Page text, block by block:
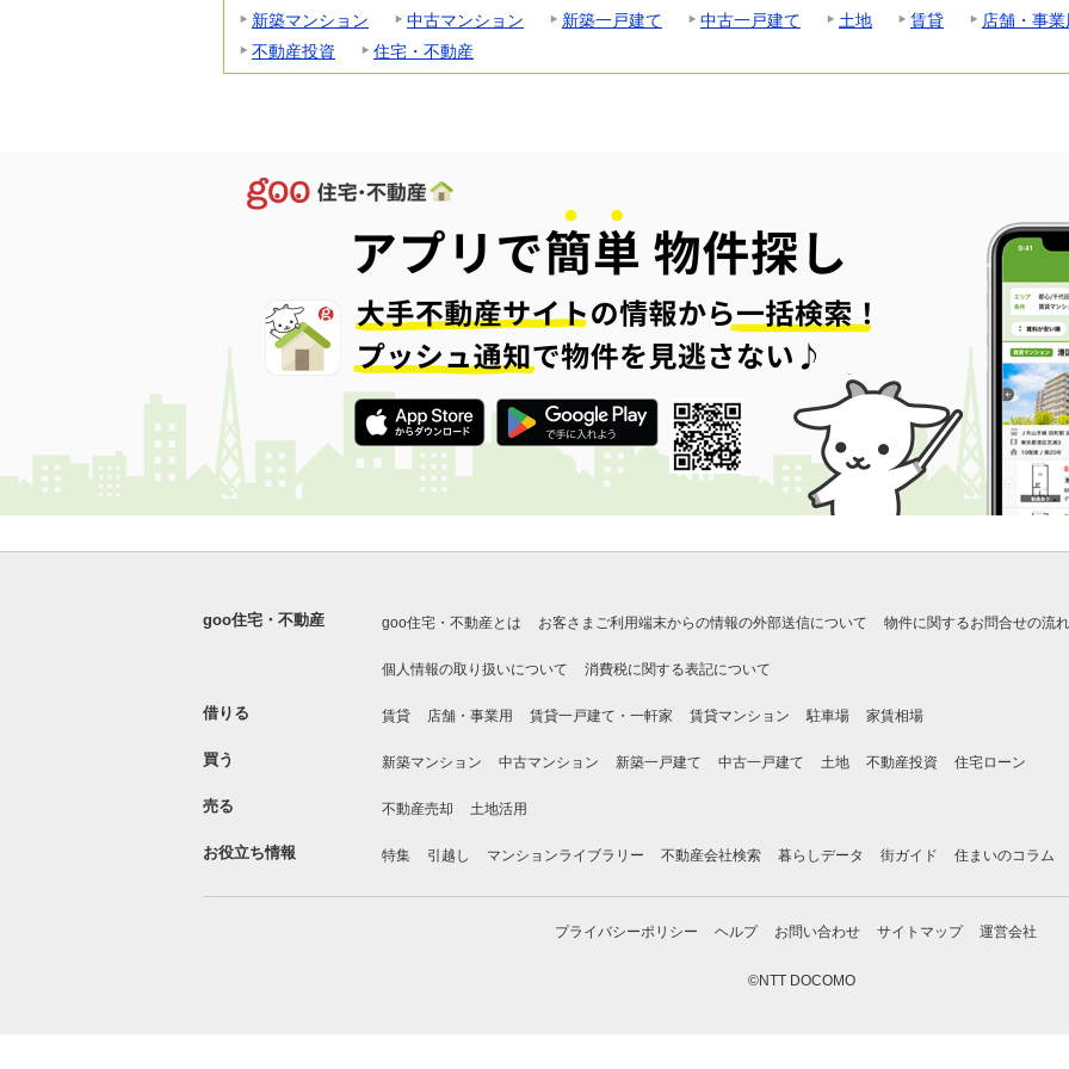
新築マンション 中古マンション 新築一戸建て 中古一戸建て 土地 賃貸
店舗・事業
不動産投資
住宅・不動産
goo住宅・不動産 goo住宅・不動産とは お客さまご利用端末からの情報の外部送信について 物件に関するお問合せの流れ
個人情報の取り扱いについて 消費税に関する表記について
借りる 賃貸 店舗・事業用 賃貸一戸建て・一軒家 賃貸マンション 駐車場 家賃相場
買う 新築マンション 中古マンション 新築一戸建て 中古一戸建て 土地 不動産投資 住宅ローン
売る 不動産売却 土地活用
お役立ち情報 特集 引越し マンションライブラリー 不動産会社検索 暮らしデータ 街ガイド 住まいのコラム
プライバシーポリシー ヘルプ お問い合わせ サイトマップ 運営会社
©NTT DOCOMO